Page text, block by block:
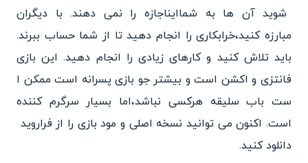
شوید آن ها به شماایناجازه را نمی دهند. با دیگران
مبارزه کنید،خرابکاری را انجام دهید تا از شما حساب ببرند.
باید تلاش کنید و کارهای زیادی را انجام دهید. این بازی
فانتزی و اکشن است و بیشتر جو بازی پسرانه است ممکن ا
ست باب سلیقه هرکسی نباشد،اما بسیار سرگرم کننده
است. اکنون می توانید نسخه اصلی و مود بازی را از فراروید
دانلود کنید.